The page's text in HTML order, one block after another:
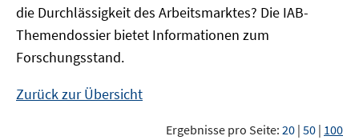
die Durchlässigkeit des Arbeitsmarktes? Die IAB-
Themendossier bietet Informationen zum
Forschungsstand.
Zurück zur Übersicht
Ergebnisse pro Seite: 20 | 50 | 100